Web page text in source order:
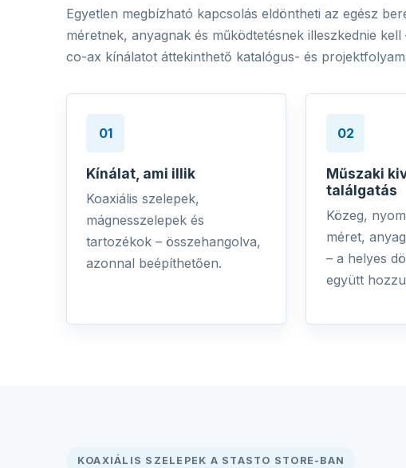
Egyetlen megbízható kapcsolás eldöntheti az egész
méretnek, anyagnak és működtetésnek illeszkednie
co-ax kínálatot áttekinthető katalógus- és
01
Kínálat, ami illik
Koaxiális szelepek,
mágnesszelepek és
tartozékok – összehangolva,
azonnal beépíthetően.
02
Műszaki
találgatás
Közeg,
méret,
– a helyes
együtt
KOAXIÁLIS SZELEPEK A STASTO STORE-BAN